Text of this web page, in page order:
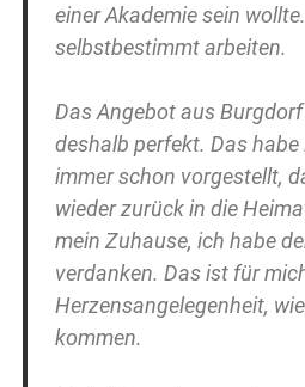
einer Akademie sein
selbstbestimmt arbeiten.
Das Angebot aus
deshalb perfekt. Das
immer schon vorgestellt,
wieder zurück in die
mein Zuhause, ich habe
verdanken. Das ist für
Herzensangelegenheit,
kommen.